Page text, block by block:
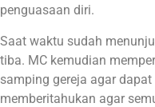
penguasaan diri.
Saat waktu sudah
tiba. MC kemudian
samping gereja agar
memberitahukan agar